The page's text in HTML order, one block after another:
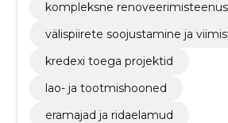
kompleksne renoveerimisteenus
välispiirete soojustamine ja
kredexi toega projektid
lao- ja tootmishooned
eramajad ja ridaelamud